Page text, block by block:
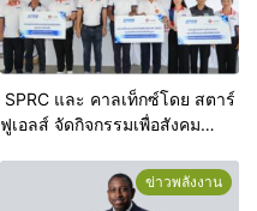
SPRC และ คาลเท็กซ์โดย สตาร์
ฟูเอลส์ จัดกิจกรรมเพื่อสังคม
แห่งการแบ่งปัน”
ข่าวพลังงาน